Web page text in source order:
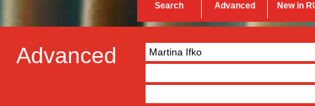
Search Advanced New in
Advanced